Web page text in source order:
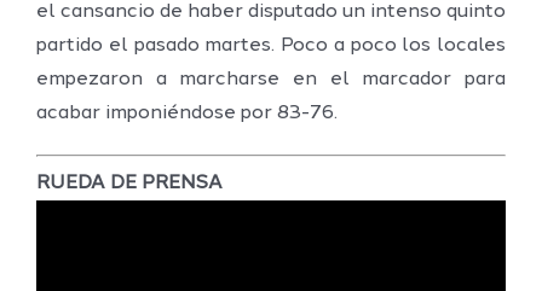
el cansancio de haber disputado un intenso quinto
partido el pasado martes. Poco a poco los locales
empezaron a marcharse en el marcador para
acabar imponiéndose por 83-76.
RUEDA DE PRENSA